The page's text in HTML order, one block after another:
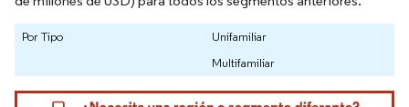
Por Tipo
Unifamiliar
Multifamiliar